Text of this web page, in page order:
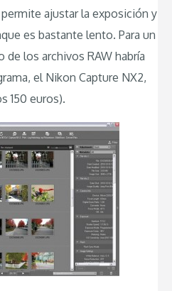
ajustar la exposición y
es bastante lento. Para un
los archivos RAW habría
el Nikon Capture NX2,
150 euros).